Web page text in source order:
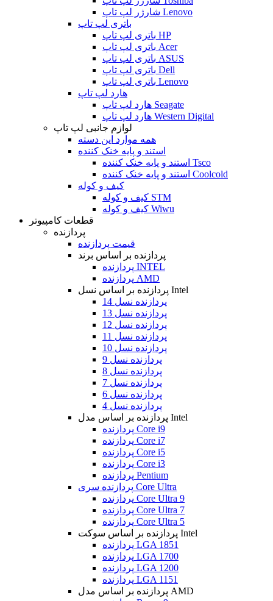
شارژر لپ تاپ Lenovo
باتری لپ تاپ
باتری لپ تاپ HP
باتری لپ تاپ Acer
باتری لپ تاپ ASUS
باتری لپ تاپ Dell
باتری لپ تاپ Lenovo
هارد لپ تاپ
هارد لپ تاپ Seagate
هارد لپ تاپ Western Digital
لوازم جانبی لپ تاپ
همه موارد این دسته
استند و پایه خنک کننده
استند و پایه خنک کننده Tsco
استند و پایه خنک کننده Coolcold
کیف و کوله
کیف و کوله STM
کیف و کوله Wiwu
قطعات کامپیوتر
پردازنده
قیمت پردازنده
پردازنده بر اساس برند
پردازنده INTEL
پردازنده AMD
پردازنده بر اساس نسل Intel
پردازنده نسل 14
پردازنده نسل 13
پردازنده نسل 12
پردازنده نسل 11
پردازنده نسل 10
پردازنده نسل 9
پردازنده نسل 8
پردازنده نسل 7
پردازنده نسل 6
پردازنده نسل 4
پردازنده بر اساس مدل Intel
پردازنده Core i9
پردازنده Core i7
پردازنده Core i5
پردازنده Core i3
پردازنده Pentium
پردازنده سری Core Ultra
پردازنده Core Ultra 9
پردازنده Core Ultra 7
پردازنده Core Ultra 5
پردازنده بر اساس سوکت Intel
پردازنده LGA 1851
پردازنده LGA 1700
پردازنده LGA 1200
پردازنده LGA 1151
پردازنده بر اساس مدل AMD